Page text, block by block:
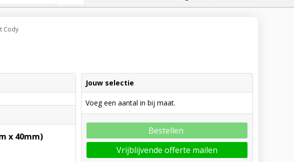
Cody
x 40mm)
Jouw selectie
Voeg een aantal in bij maat.
Bestellen
Vrijblijvende offerte mailen